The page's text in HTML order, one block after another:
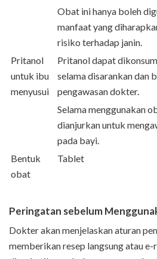
Obat ini hanya boleh
manfaat yang
risiko terhadap janin.
Pritanol
untuk ibu
menyusui
Pritanol dapat
selama disarankan dan
pengawasan dokter.
Selama menggunakan
dianjurkan untuk
pada bayi.
Bentuk
obat
Tablet
Peringatan sebelum
Dokter akan menjelaskan aturan
memberikan resep langsung atau e-